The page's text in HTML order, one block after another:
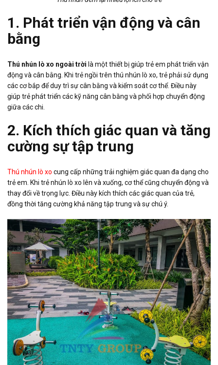
1. Phát triển vận động và cân
bằng
Thú nhún lò xo ngoài trời là một thiết bị giúp trẻ em phát triển vận
động và cân bằng. Khi trẻ ngồi trên thú nhún lò xo, trẻ phải sử dụng
các cơ bắp để duy trì sự cân bằng và kiểm soát cơ thể. Điều này
giúp trẻ phát triển các kỹ năng cân bằng và phối hợp chuyển động
giữa các chi.
2. Kích thích giác quan và tăng
cường sự tập trung
Thú nhún lò xo cung cấp những trải nghiệm giác quan đa dạng cho
trẻ em. Khi trẻ nhún lò xo lên và xuống, cơ thể cũng chuyển động và
thay đổi về trọng lực. Điều này kích thích các giác quan của trẻ,
đồng thời tăng cường khả năng tập trung và sự chú ý.